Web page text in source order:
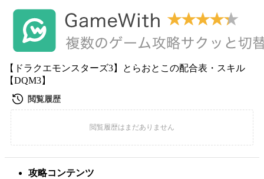
【ドラクエモンスターズ3】とらおとこの配合表・スキル
【DQM3】
攻略コンテンツ